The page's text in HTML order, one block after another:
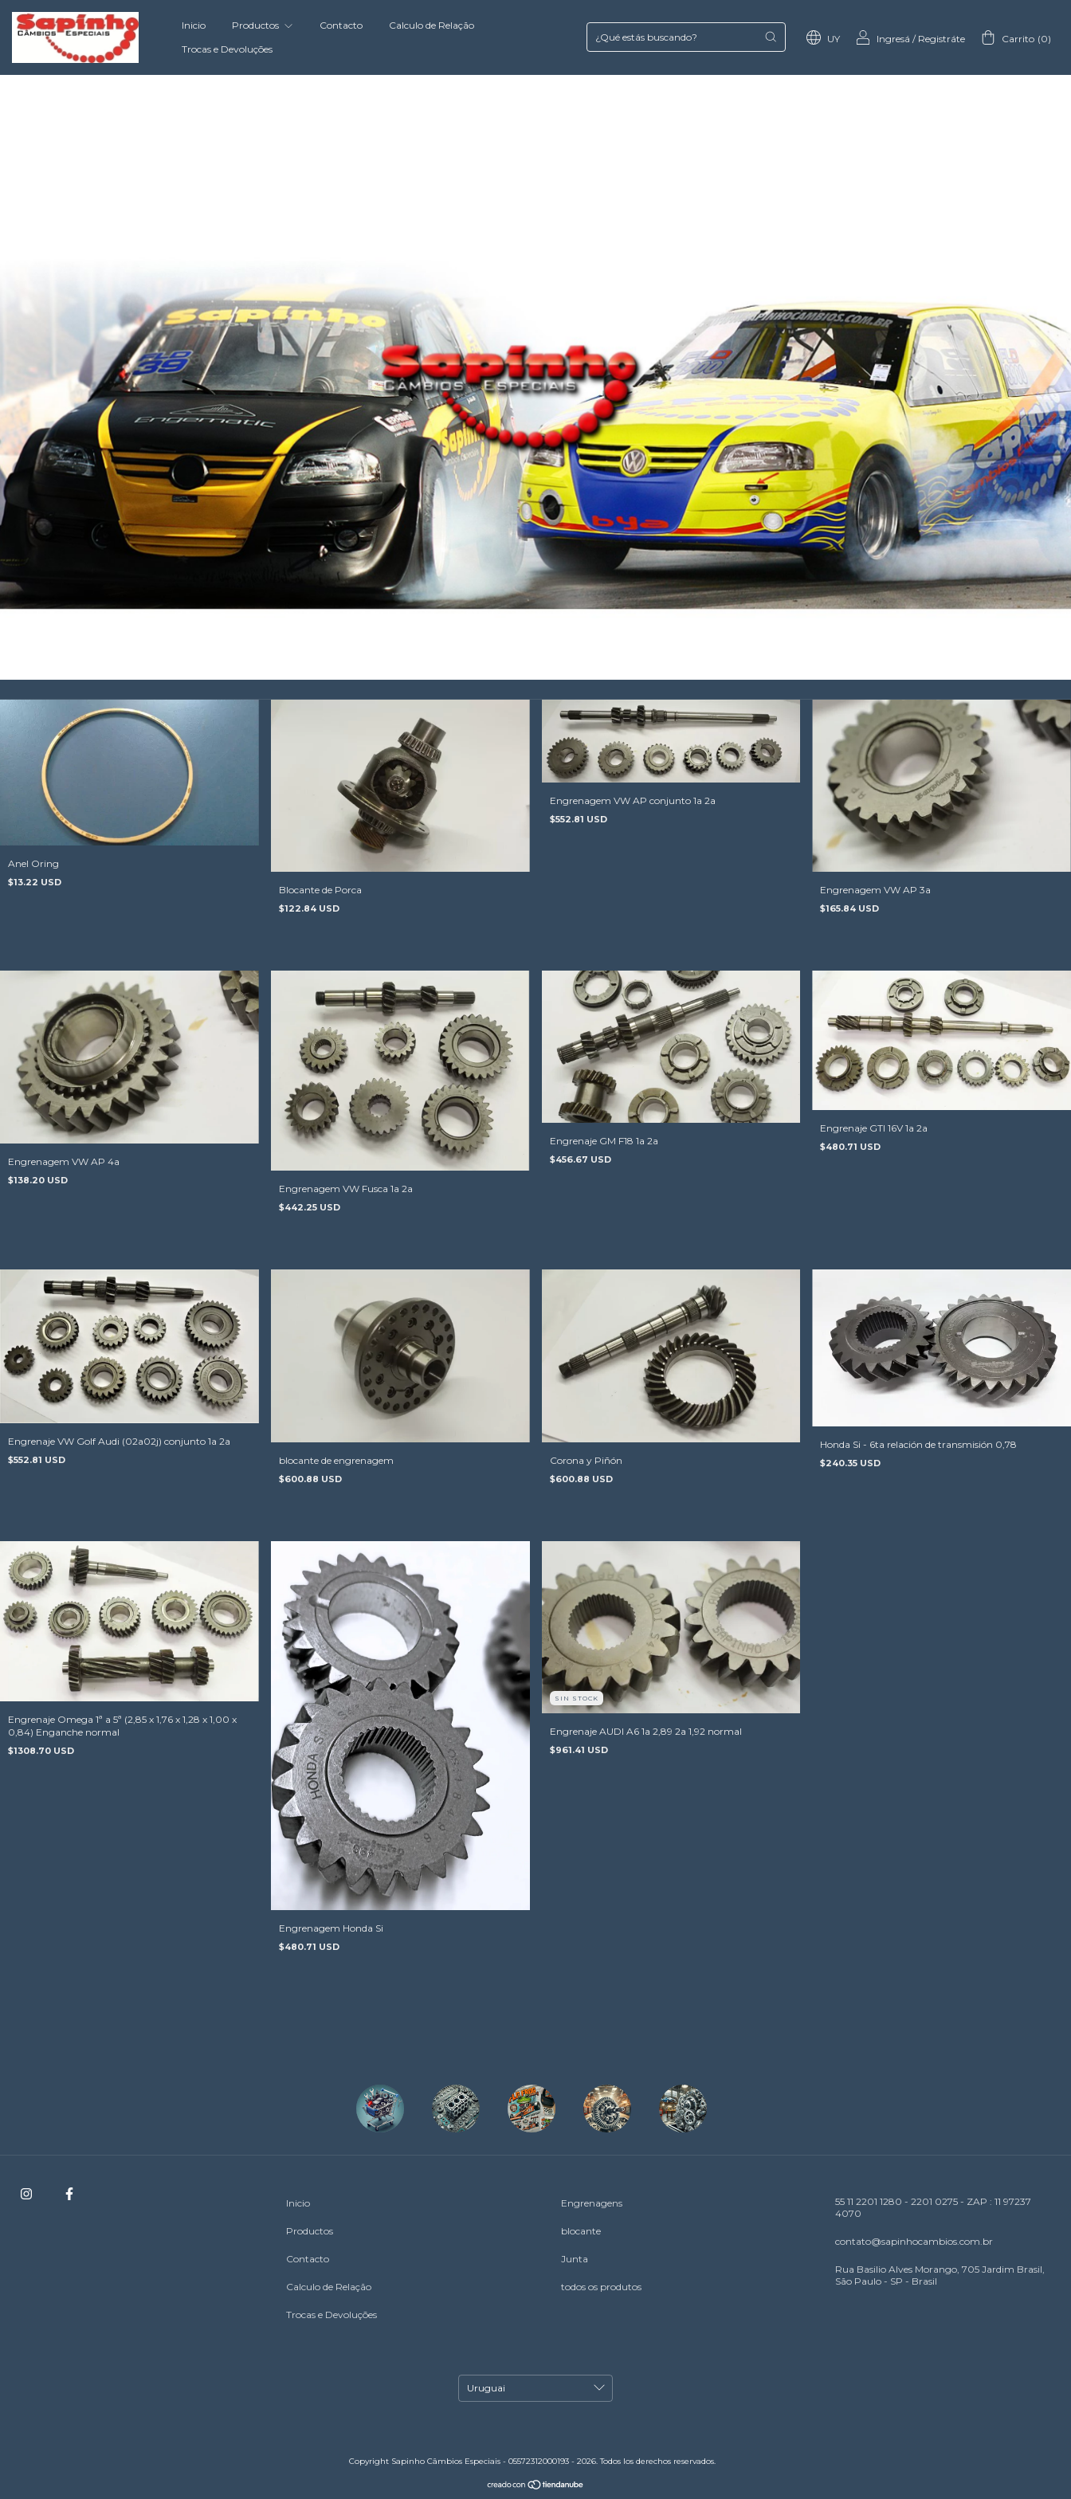
Inicio Productos Contacto
Calculo de Relação
Trocas e Devoluções
UY Ingresá / Registráte Carrito (0)
Anel Oring
$13.22 USD
Blocante de Porca
$122.84 USD
Engrenagem VW AP conjunto 1a 2a
$552.81 USD
Engrenagem VW AP 3a
$165.84 USD
Engrenagem VW AP 4a
$138.20 USD
Engrenagem VW Fusca 1a 2a
$442.25 USD
Engrenaje GM F18 1a 2a
$456.67 USD
Engrenaje GTI 16V 1a 2a
$480.71 USD
Engrenaje VW Golf Audi (02a02j) conjunto 1a 2a
$552.81 USD blocante de engrenagem
$600.88 USD
Corona y Piñón
$600.88 USD
Honda Si - 6ta relación de transmisión 0,78
$240.35 USD
Engrenaje Omega 1ª a 5ª (2,85 x 1,76 x 1,28 x 1,00 x
0,84) Enganche normal
$1308.70 USD
Engrenagem Honda Si
$480.71 USD
SIN STOCK
Engrenaje AUDI A6 1a 2,89 2a 1,92 normal
$961.41 USD
Inicio
Productos
Contacto
Calculo de Relação
Trocas e Devoluções
Engrenagens
blocante
Junta
todos os produtos
55 11 2201 1280 - 2201 0275 - ZAP : 11 97237
4070
contato@sapinhocambios.com.br
Rua Basilio Alves Morango, 705 Jardim Brasil,
São Paulo - SP - Brasil
Copyright Sapinho Câmbios Especiais - 05572312000193 - 2026. Todos los derechos reservados.